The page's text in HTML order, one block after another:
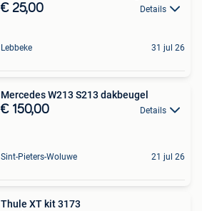
€ 25,00 Details
Lebbeke 31 jul 26
Mercedes W213 S213 dakbeugel
€ 150,00 Details
Sint-Pieters-Woluwe 21 jul 26
Thule XT kit 3173